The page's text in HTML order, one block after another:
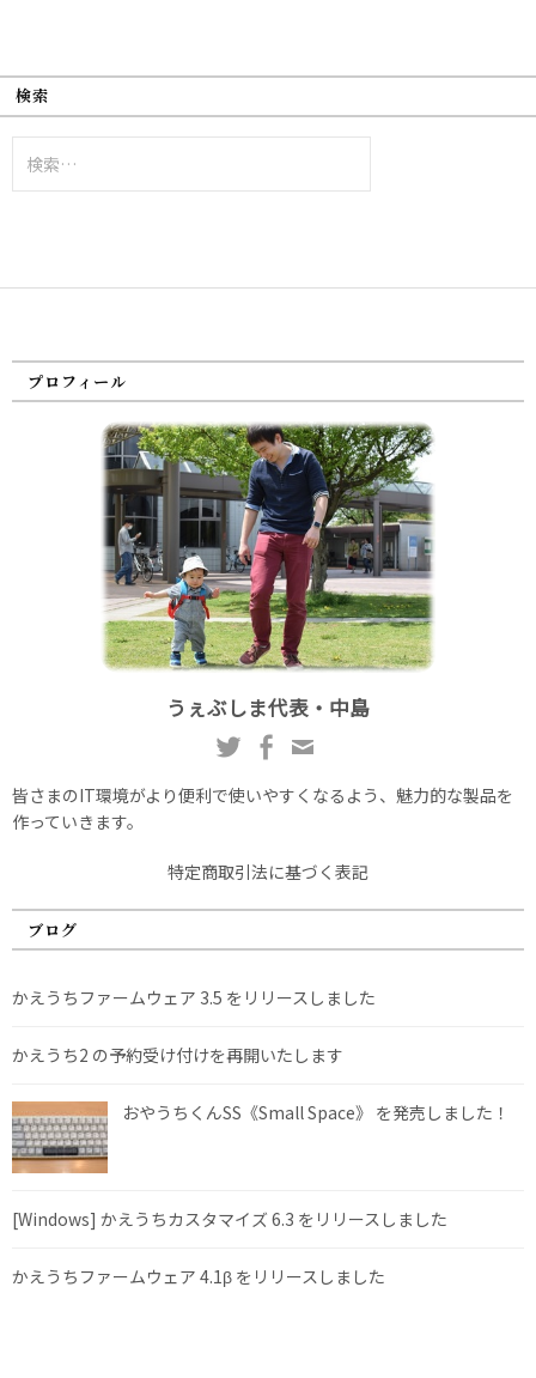
検索
索:
プロフィール
うぇぶしま代表・中島
皆さまのIT環境がより便利で使いやすくなるよう、魅力的な製品を
作っていきます。
特定商取引法に基づく表記
ブログ
かえうちファームウェア 3.5 をリリースしました
かえうち2 の予約受け付けを再開いたします
おやうちくんSS《Small Space》 を発売しました！
[Windows] かえうちカスタマイズ 6.3 をリリースしました
かえうちファームウェア 4.1β をリリースしました